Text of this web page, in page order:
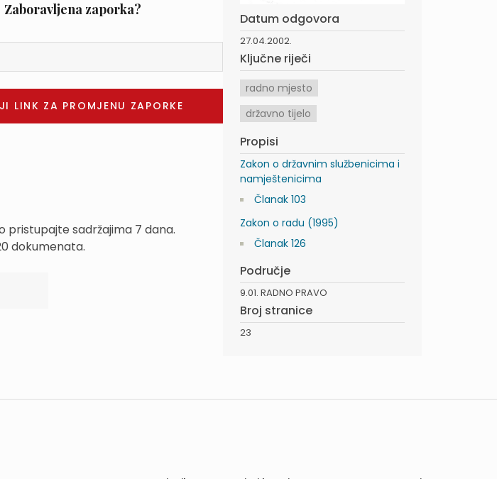
Zaboravljena zaporka?
pristupajte sadržajima 7 dana.
dokumenata.
Datum odgovora
27.04.2002.
Ključne riječi
radno mjesto
državno tijelo
Propisi
Zakon o državnim službenicima i
namještenicima
Članak 103
Zakon o radu (1995)
Članak 126
Područje
9.01. RADNO PRAVO
Broj stranice
23